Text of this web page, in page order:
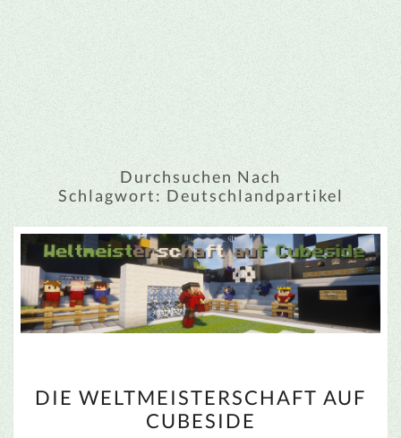
Durchsuchen Nach
Schlagwort: Deutschlandpartikel
WELTMEISTERSCHAFT
AUF
DIE WELTMEISTERSCHAFT AUF
CUBESIDE